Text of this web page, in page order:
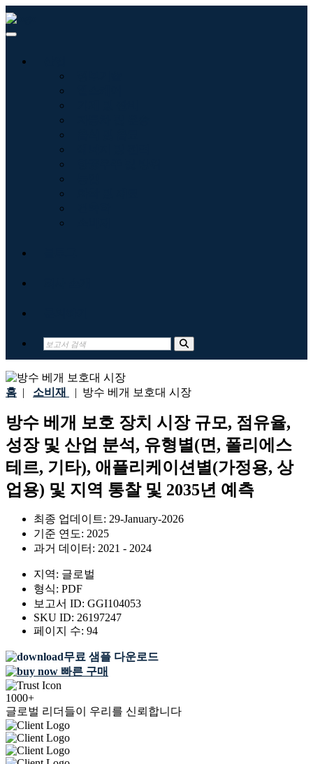
홈 | 소비재 | 방수 베개 보호대 시장
방수 베개 보호 장치 시장 규모, 점유율,
성장 및 산업 분석, 유형별(면, 폴리에스
테르, 기타), 애플리케이션별(가정용, 상
업용) 및 지역 통찰 및 2035년 예측
최종 업데이트: 29-January-2026
기준 연도: 2025
과거 데이터: 2021 - 2024
지역: 글로벌
형식: PDF
보고서 ID: GGI104053
SKU ID: 26197247
페이지 수: 94
무료 샘플 다운로드
빠른 구매
1000+
글로벌 리더들이 우리를 신뢰합니다